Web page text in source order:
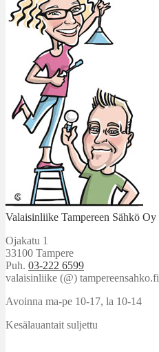
Valaisinliike Tampereen Sähkö Oy
Ojakatu 1
33100 Tampere
Puh. 03-222 6599
valaisinliike (@) tampereensahko.fi
Avoinna ma-pe 10-17, la 10-14
Kesälauantait suljettu